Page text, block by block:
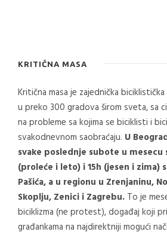
KRITIČNA MASA
Kritična masa je zajednička
u preko 300 gradova širom sveta, sa
na probleme sa kojima se biciklisti i
svakodnevnom saobraćaju. U
svake poslednje subote u mesecu
(proleće i leto) i 15h (jesen i zima)
Pašića, a u regionu u Zrenjaninu,
Skoplju, Zenici i Zagrebu. To je
biciklizma (ne protest), događaj koji
građankama na najdirektniji mogući